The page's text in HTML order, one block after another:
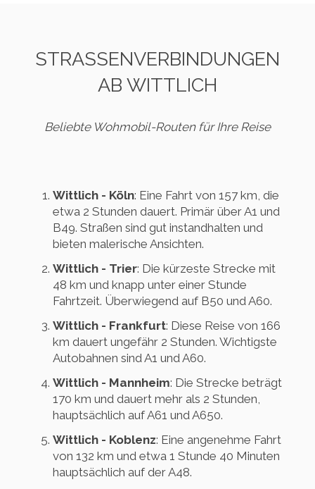
STRASSENVERBINDUNGEN A
B WITTLICH
Beliebte Wohmobil-Routen für Ihre Reise
Wittlich - Köln: Eine Fahrt von 157 km, die
etwa 2 Stunden dauert. Primär über A1 und
B49. Straßen sind gut instandhalten und
bieten malerische Ansichten.
Wittlich - Trier: Die kürzeste Strecke mit
48 km und knapp unter einer Stunde
Fahrtzeit. Überwiegend auf B50 und A60.
Wittlich - Frankfurt: Diese Reise von 166
km dauert ungefähr 2 Stunden. Wichtigste
Autobahnen sind A1 und A60.
Wittlich - Mannheim: Die Strecke beträgt
170 km und dauert mehr als 2 Stunden,
hauptsächlich auf A61 und A650.
Wittlich - Koblenz: Eine angenehme Fahrt
von 132 km und etwa 1 Stunde 40 Minuten
hauptsächlich auf der A48.